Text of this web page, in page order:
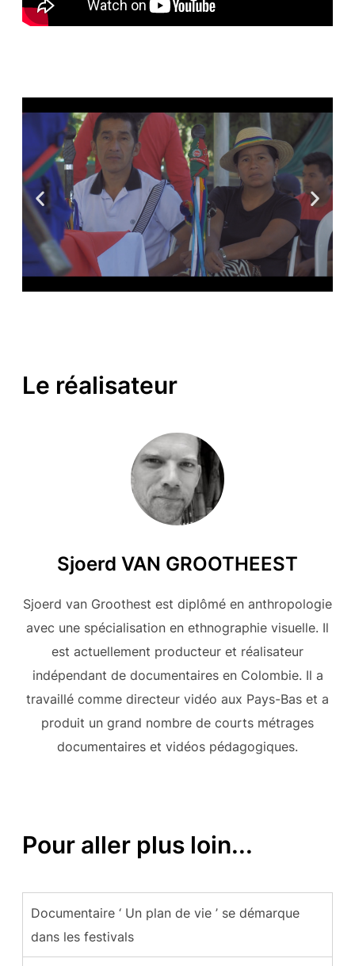
Le réalisateur
Sjoerd VAN GROOTHEEST
Sjoerd van Groothest est diplômé en anthropologie
avec une spécialisation en ethnographie visuelle. Il
est actuellement producteur et réalisateur
indépendant de documentaires en Colombie. Il a
travaillé comme directeur vidéo aux Pays-Bas et a
produit un grand nombre de courts métrages
documentaires et vidéos pédagogiques.
Pour aller plus loin...
Documentaire ‘ Un plan de vie ’ se démarque
dans les festivals